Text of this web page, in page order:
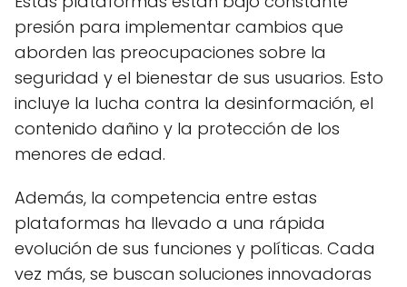
presión para implementar cambios que
aborden las preocupaciones sobre la
seguridad y el bienestar de sus usuarios. Esto
incluye la lucha contra la desinformación, el
contenido dañino y la protección de los
menores de edad.
Además, la competencia entre estas
plataformas ha llevado a una rápida
evolución de sus funciones y políticas. Cada
vez más, se buscan soluciones innovadoras